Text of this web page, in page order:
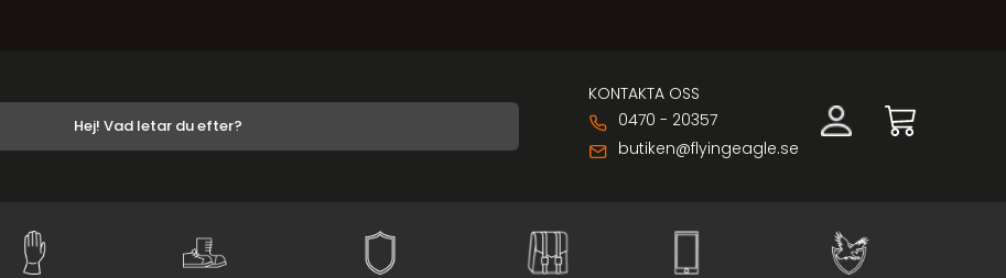
KONTAKTA OSS
0470 - 20357
butiken@flyingeagle.se